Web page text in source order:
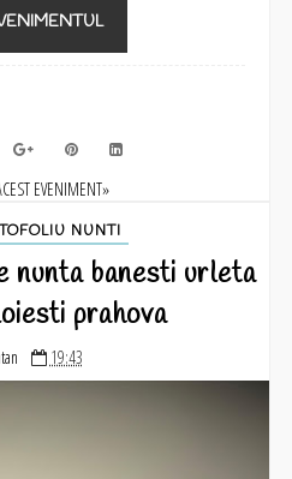
EVENIMENT»
NUNTI
nunta banesti urleta
prahova
19:43